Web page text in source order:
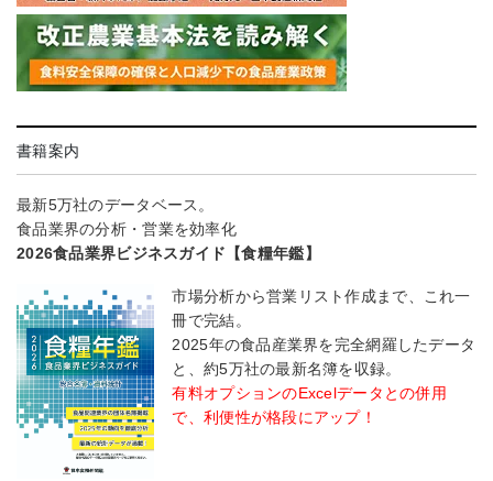
書籍案内
最新5万社のデータベース。
食品業界の分析・営業を効率化
2026食品業界ビジネスガイド【食糧年鑑】
市場分析から営業リスト作成まで、これ一
冊で完結。
2025年の食品産業界を完全網羅したデータ
と、約5万社の最新名簿を収録。
有料オプションのExcelデータとの併用
で、利便性が格段にアップ！